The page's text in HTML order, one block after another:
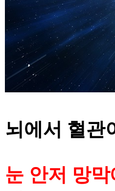
뇌에서 혈관
눈 안저 망